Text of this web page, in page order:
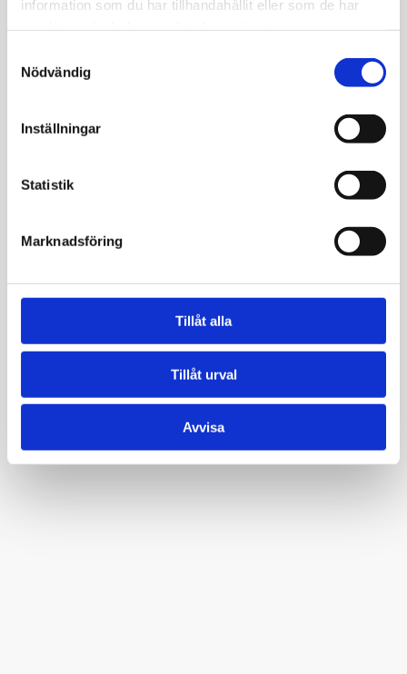
information som du har tillhandahållit eller som de har
Nödvändig
Inställningar
Statistik
Marknadsföring
Tillåt alla
Tillåt urval
Avvisa
Cirka 20 till 40% av RA-patienter kan ha negativa anti-
CCP-värden, särskilt i tidiga stadier av sjukdomen.
Diagnosen baseras därför på en helhetsbedömning av
symtom, kliniska fynd och andra laboratorieprover,
och indikerar frånvaro av antikroppar kopplade till RA.
Om en person har ledinflammation, men negativa anti-
CCP-värden kan det tyda på en annan typ av artrit som
osteoartrit, psoriasisartrit eller reaktiv artrit.
Tester som innehåller denna
blodmarkör